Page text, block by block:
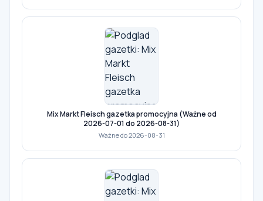
Mix Markt Fleisch gazetka promocyjna (Ważne od
2026-07-01 do 2026-08-31)
Ważne do 2026-08-31